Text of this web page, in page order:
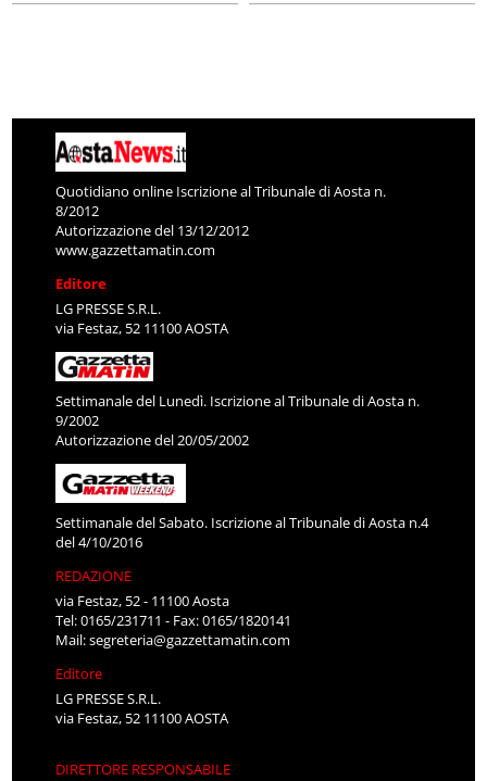
Quotidiano online Iscrizione al Tribunale di Aosta n.
8/2012
Autorizzazione del 13/12/2012
www.gazzettamatin.com
Editore
LG PRESSE S.R.L.
via Festaz, 52 11100 AOSTA
Settimanale del Lunedì. Iscrizione al Tribunale di Aosta n.
9/2002
Autorizzazione del 20/05/2002
Settimanale del Sabato. Iscrizione al Tribunale di Aosta n.4
del 4/10/2016
REDAZIONE
via Festaz, 52 - 11100 Aosta
Tel: 0165/231711 - Fax: 0165/1820141
Mail:segreteria@gazzettamatin.com
Editore
LG PRESSE S.R.L.
via Festaz, 52 11100 AOSTA
DIRETTORE RESPONSABILE